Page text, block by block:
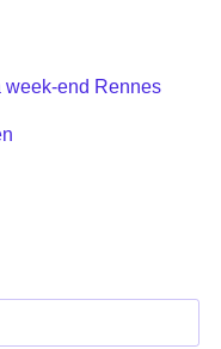
week-end Rennes